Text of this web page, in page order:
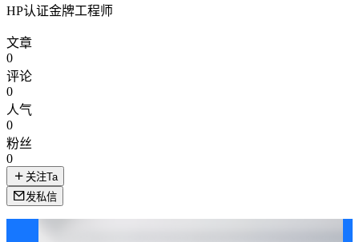
HP认证金牌工程师
文章
0
评论
0
人气
0
粉丝
0
关注Ta
发私信